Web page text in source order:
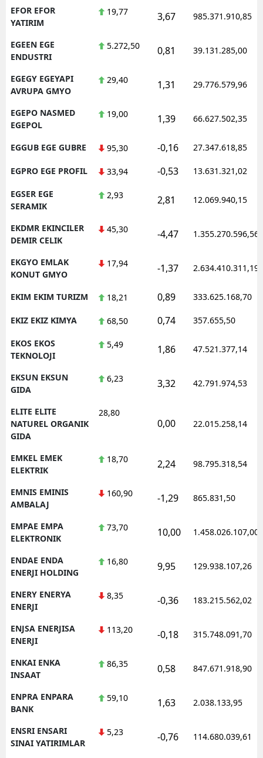
EFOR EFOR
YATIRIM
19,77 3,67 985.371.910,85
EGEEN EGE
ENDUSTRI
5.272,50 0,81 39.131.285,00
EGEGY EGEYAPI
AVRUPA GMYO
29,40 1,31 29.776.579,96
EGEPO NASMED
EGEPOL
19,00 1,39 66.627.502,35
EGGUB EGE GUBRE 95,30 -0,16 27.347.618,85
EGPRO EGE PROFIL 33,94 -0,53 13.631.321,02
EGSER EGE
SERAMIK
2,93 2,81 12.069.940,15
EKDMR EKINCILER
DEMIR CELIK
45,30 -4,47 1.355.270.596,56
EKGYO EMLAK
KONUT GMYO
17,94 -1,37 2.634.410.311,19
EKIM EKIM TURIZM 18,21 0,89 333.625.168,70
EKIZ EKIZ KIMYA 68,50 0,74 357.655,50
EKOS EKOS
TEKNOLOJI
5,49 1,86 47.521.377,14
EKSUN EKSUN
GIDA
6,23 3,32 42.791.974,53
ELITE ELITE
NATUREL ORGANIK
GIDA
28,80
0,00 22.015.258,14
EMKEL EMEK
ELEKTRIK
18,70 2,24 98.795.318,54
EMNIS EMINIS
AMBALAJ
160,90 -1,29 865.831,50
EMPAE EMPA
ELEKTRONIK
73,70 10,00 1.458.026.107,00
ENDAE ENDA
ENERJI HOLDING
16,80 9,95 129.938.107,26
ENERY ENERYA
ENERJI
8,35 -0,36 183.215.562,02
ENJSA ENERJISA
ENERJI
113,20 -0,18 315.748.091,70
ENKAI ENKA
INSAAT
86,35 0,58 847.671.918,90
ENPRA ENPARA
BANK
59,10 1,63 2.038.133,95
ENSRI ENSARI
SINAI YATIRIMLAR
5,23 -0,76 114.680.039,61